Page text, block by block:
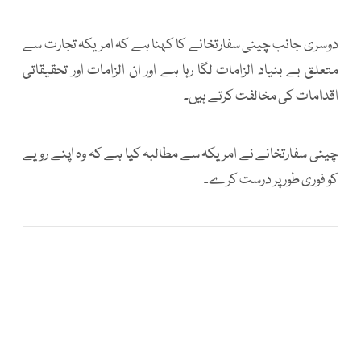
دوسری جانب چینی سفارتخانے کا کہنا ہے کہ امریکہ تجارت سے
متعلق بے بنیاد الزامات لگا رہا ہے اور ان الزامات اور تحقیقاتی
اقدامات کی مخالفت کرتے ہیں۔
چینی سفارتخانے نے امریکہ سے مطالبہ کیا ہے کہ وہ اپنے رویے
کو فوری طور پر درست کرے۔